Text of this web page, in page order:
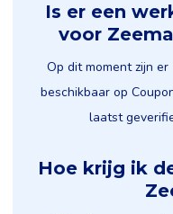
Is er een
voor
Op dit moment zijn
beschikbaar op
laatst
Hoe krijg ik